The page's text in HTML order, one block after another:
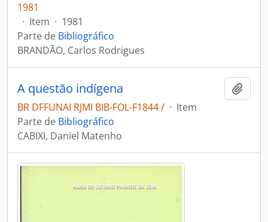
1981
· Item · 1981
Parte de Bibliográfico
BRANDÃO, Carlos Rodrigues
A questão indígena
BR DFFUNAI RJMI BIB-FOL-F1844 / · Item
Parte de Bibliográfico
CABIXI, Daniel Matenho